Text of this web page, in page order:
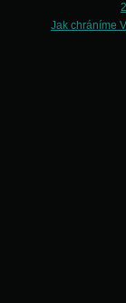
Jak chráníme